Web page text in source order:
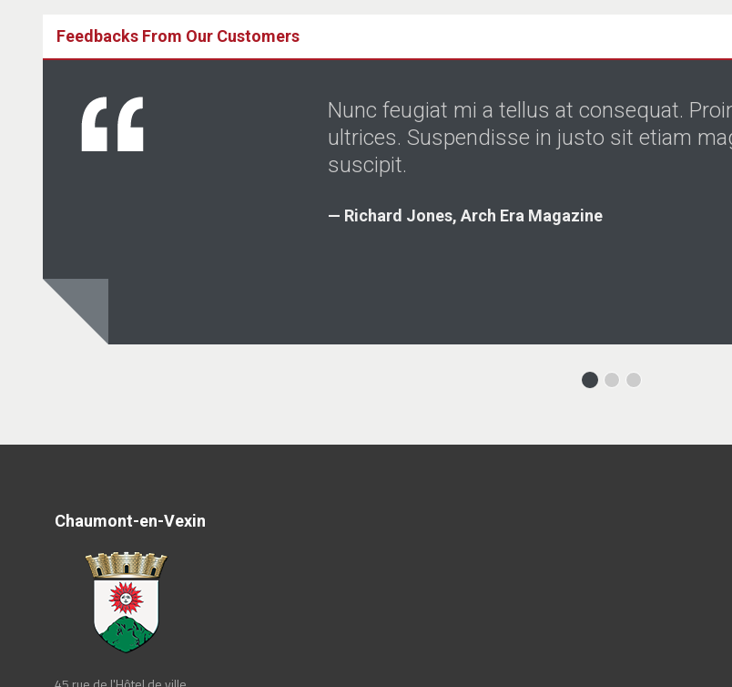
Feedbacks From Our Customers
Nunc feugiat mi a tellus at consequat.
ultrices. Suspendisse in justo sit etiam
suscipit.
Richard Jones, Arch Era Magazine
Chaumont-en-Vexin